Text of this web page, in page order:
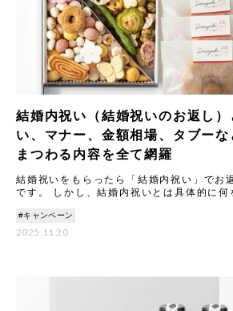
結婚内祝い（結婚祝いのお返し
い、マナー、金額相場、タブー
まつわる内容を全て網羅
結婚祝いをもらったら「結婚内祝い」でお
です。 しかし、結婚内祝いとは具体的に何
由
#キャンペーン
2025.11.20